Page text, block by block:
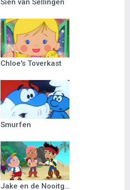
Sien van Sellingen
Chloe's Toverkast
Smurfen
Jake en de Nooitgedacht Piraten